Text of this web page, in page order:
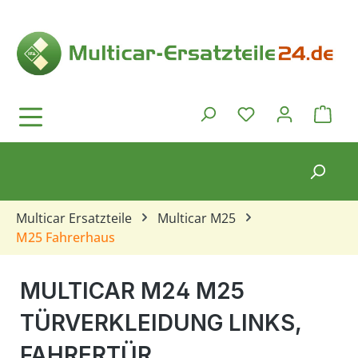
Du hast 0
Multicar Ersatzteile
Multicar M25
M25 Fahrerhaus
MULTICAR M24 M25
TÜRVERKLEIDUNG LINKS,